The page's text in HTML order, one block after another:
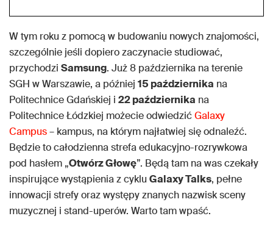
W tym roku z pomocą w budowaniu nowych znajomości,
szczególnie jeśli dopiero zaczynacie studiować,
przychodzi Samsung. Już 8 października na terenie
SGH w Warszawie, a później 15 października na
Politechnice Gdańskiej i 22 października na
Politechnice Łódzkiej możecie odwiedzićGalaxy
Campus– kampus, na którym najłatwiej się odnaleźć.
Będzie to całodzienna strefa edukacyjno-rozrywkowa
pod hasłem „Otwórz Głowę”. Będą tam na was czekały
inspirujące wystąpienia z cyklu Galaxy Talks, pełne
innowacji strefy oraz występy znanych nazwisk sceny
muzycznej i stand-uperów. Warto tam wpaść.